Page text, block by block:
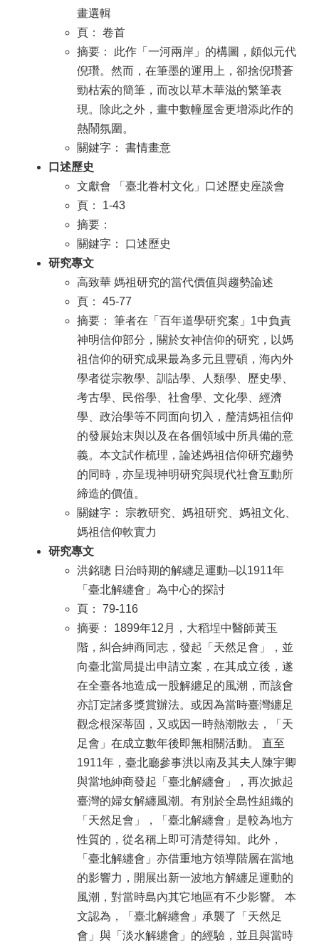
畫選輯
頁： 卷首
摘要： 此作「一河兩岸」的構圖，頗似元代
倪瓚。然而，在筆墨的運用上，卻捨倪瓚蒼
勁枯索的簡筆，而改以草木華滋的繁筆表
現。除此之外，畫中數幢屋舍更增添此作的
熱鬧氛圍。
關鍵字： 書情畫意
口述歷史
文獻會 「臺北眷村文化」口述歷史座談會
頁： 1-43
摘要：
關鍵字： 口述歷史
研究專文
高致華 媽祖研究的當代價值與趨勢論述
頁： 45-77
摘要： 筆者在「百年道學研究案」1中負責
神明信仰部分，關於女神信仰的研究，以媽
祖信仰的研究成果最為多元且豐碩，海內外
學者從宗教學、訓詁學、人類學、歷史學、
考古學、民俗學、社會學、文化學、經濟
學、政治學等不同面向切入，釐清媽祖信仰
的發展始末與以及在各個領域中所具備的意
義。本文試作梳理，論述媽祖信仰研究趨勢
的同時，亦呈現神明研究與現代社會互動所
締造的價值。
關鍵字： 宗教研究、媽祖研究、媽祖文化、
媽祖信仰軟實力
研究專文
洪銘聰 日治時期的解纏足運動─以1911年
「臺北解纏會」為中心的探討
頁： 79-116
摘要： 1899年12月，大稻埕中醫師黃玉
階，糾合紳商同志，發起「天然足會」，並
向臺北當局提出申請立案，在其成立後，遂
在全臺各地造成一股解纏足的風潮，而該會
亦訂定諸多獎賞辦法。或因為當時臺灣纏足
觀念根深蒂固，又或因一時熱潮散去，「天
足會」在成立數年後即無相關活動。 直至
1911年，臺北廳參事洪以南及其夫人陳宇卿
與當地紳商發起「臺北解纏會」，再次掀起
臺灣的婦女解纏風潮。有別於全島性組織的
「天然足會」，「臺北解纏會」是較為地方
性質的，從名稱上即可清楚得知。此外，
「臺北解纏會」亦借重地方領導階層在當地
的影響力，開展出新一波地方解纏足運動的
風潮，對當時島內其它地區有不少影響。 本
文認為，「臺北解纏會」承襲了「天然足
會」與「淡水解纏會」的經驗，並且與當時